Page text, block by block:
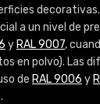
a un nivel de
y RAL 9007,
en polvo). Las
de RAL 9006 y
.